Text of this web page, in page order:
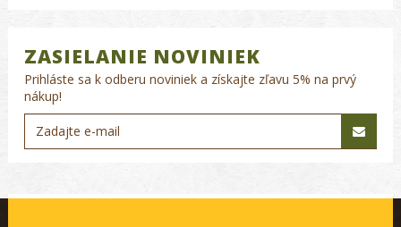
ZASIELANIE NOVINIEK
Prihláste sa k odberu noviniek a získajte zľavu 5% na prvý
nákup!